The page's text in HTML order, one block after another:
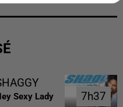
Sexy Lady 7h37
7h37